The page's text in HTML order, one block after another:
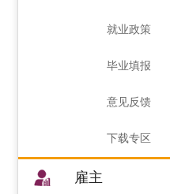
就业政策
毕业填报
意见反馈
下载专区
雇主